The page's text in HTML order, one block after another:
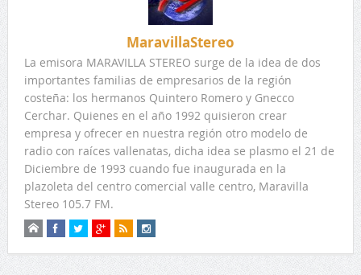
MaravillaStereo
La emisora MARAVILLA STEREO surge de la idea de dos
importantes familias de empresarios de la región
costeña: los hermanos Quintero Romero y Gnecco
Cerchar. Quienes en el año 1992 quisieron crear
empresa y ofrecer en nuestra región otro modelo de
radio con raíces vallenatas, dicha idea se plasmo el 21 de
Diciembre de 1993 cuando fue inaugurada en la
plazoleta del centro comercial valle centro, Maravilla
Stereo 105.7 FM.